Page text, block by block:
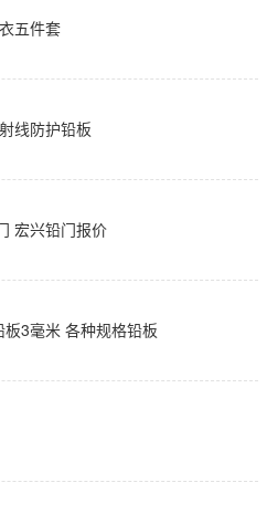
五件套
线防护铅板
宏兴铅门报价
3毫米 各种规格铅板